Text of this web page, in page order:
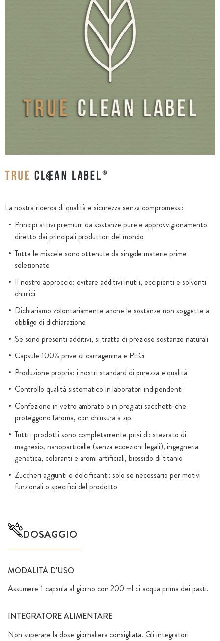
La nostra ricerca di qualità e sicurezza senza compromessi:
Principi attivi premium da sostanze pure e approvvigionamento
diretto dai principali produttori del mondo
Tutte le miscele sono ottenute da singole materie prime
selezionate
Il nostro approccio: evitare additivi inutili, eccipienti e solventi
chimici
Dichiariamo volontariamente anche le sostanze non soggette a
obbligo di dichiarazione
Se sono presenti additivi, si tratta di preziose sostanze naturali
Capsule 100% prive di carragenina e PEG
Produzione propria: i nostri standard di purezza e qualità
Controllo qualità sistematico in laboratori indipendenti
Confezione in vetro ambrato o in pregiati sacchetti che
proteggono l'aroma, con chiusura a zip
Tutti i prodotti sono completamente privi di: stearato di
magnesio, nanoparticelle (senza eccezioni legali), ingegneria
genetica, coloranti e aromi artificiali, biossido di titanio
Zuccheri aggiunti e dolcificanti: solo se necessario per motivi
funzionali o specifici del prodotto
DOSAGGIO
MODALITÀ D'USO
Assumere 1 capsula al giorno con 200 ml di acqua prima dei pasti.
INTEGRATORE ALIMENTARE
Non superare la dose giornaliera consigliata. Gli integratori